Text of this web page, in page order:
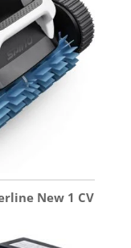
New 1 CV